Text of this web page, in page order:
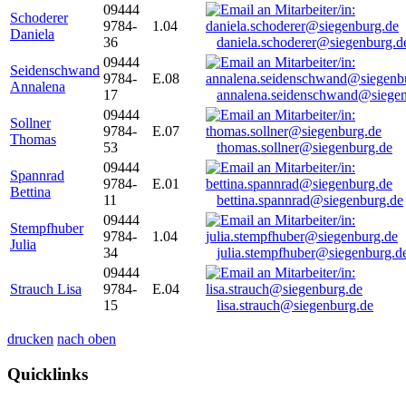
Schoderer
Daniela
09444
9784-
36
1.04
Seidenschwand
Annalena
09444
9784-
17
E.08
Sollner
Thomas
09444
9784-
53
E.07
thomas.sollner@siegenburg.de
Spannrad
Bettina
09444
9784-
11
E.01
bettina.spannrad@siegenburg.de
Stempfhuber
Julia
09444
9784-
34
1.04
Strauch Lisa
09444
9784-
15
E.04
lisa.strauch@siegenburg.de
drucken nach oben
Quicklinks